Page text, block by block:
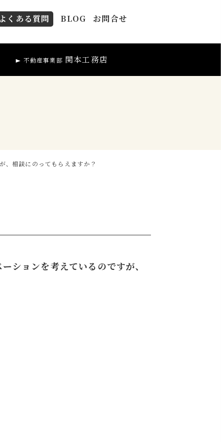
よくある質問 BLOG お問合せ
不動産事業部 関本工務店
、相談にのってもらえますか？
ションを考えているのですが、